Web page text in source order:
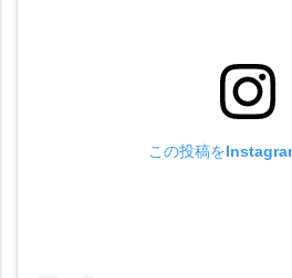
この投稿を